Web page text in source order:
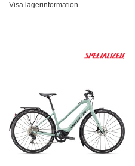
Visa lagerinformation